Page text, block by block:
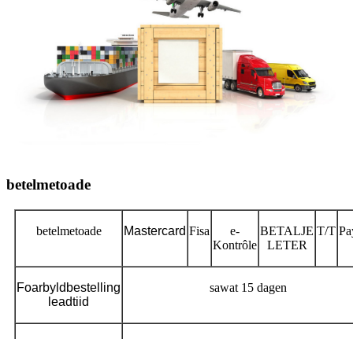
betelmetoade
betelmetoade Mastercard Fisa
e-
Kontrôle
BETALJE
LETER
T/T
Foarbyldbestelling
leadtiid
sawat 15 dagen